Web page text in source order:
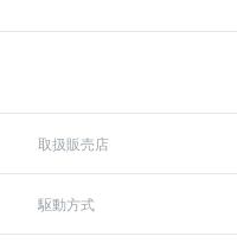
取扱販売店
駆動方式